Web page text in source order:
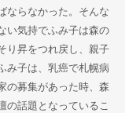
ならなかった。そんな
い気持でふみ子は森の
り昇をつれ戻し、親子
み子は、乳癌で札幌病
の募集があった時、森
の話題となっているこ